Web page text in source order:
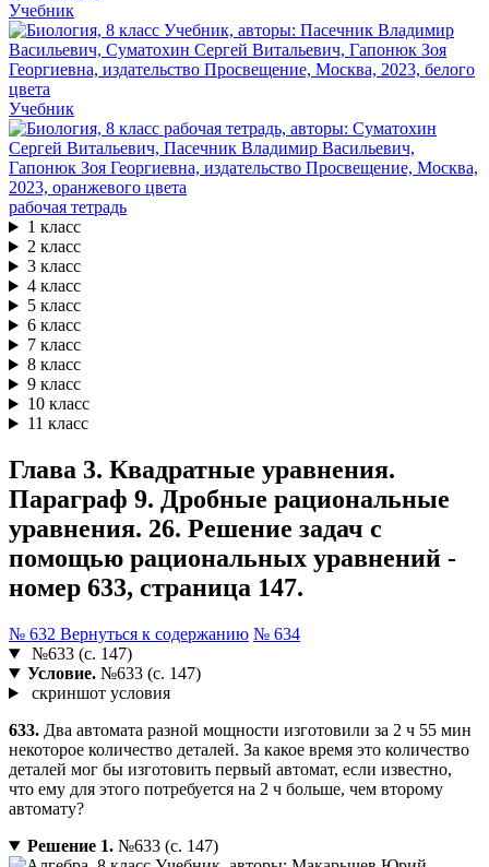
Учебник
Учебник
рабочая тетрадь
1 класс
2 класс
3 класс
4 класс
5 класс
6 класс
7 класс
8 класс
9 класс
10 класс
11 класс
Глава 3. Квадратные уравнения.
Параграф 9. Дробные рациональные
уравнения. 26. Решение задач с
помощью рациональных уравнений -
номер 633, страница 147.
№ 632 Вернуться к содержанию № 634
№633 (с. 147)
Условие.№633 (с. 147)
скриншот условия
633. Два автомата разной мощности изготовили за 2 ч 55 мин
некоторое количество деталей. За какое время это количество
деталей мог бы изготовить первый автомат, если известно,
что ему для этого потребуется на 2 ч больше, чем второму
автомату?
Решение 1.№633 (с. 147)